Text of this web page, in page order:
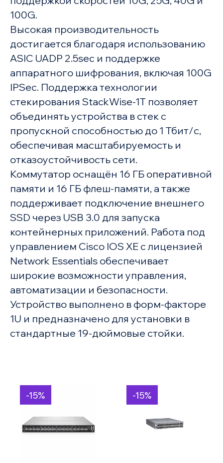
100G.
Высокая производительность
достигается благодаря использованию
ASIC UADP 2.5sec и поддержке
аппаратного шифрования, включая 100G
IPSec. Поддержка технологии
стекирования StackWise-1T позволяет
объединять устройства в стек с
пропускной способностью до 1 Тбит/с,
обеспечивая масштабируемость и
отказоустойчивость сети.
Коммутатор оснащён 16 ГБ оперативной
памяти и 16 ГБ флеш-памяти, а также
поддерживает подключение внешнего
SSD через USB 3.0 для запуска
контейнерных приложений. Работа под
управлением Cisco IOS XE с лицензией
Network Essentials обеспечивает
широкие возможности управления,
автоматизации и безопасности.
Устройство выполнено в форм-факторе
1U и предназначено для установки в
стандартные 19-дюймовые стойки.
-15% -15%